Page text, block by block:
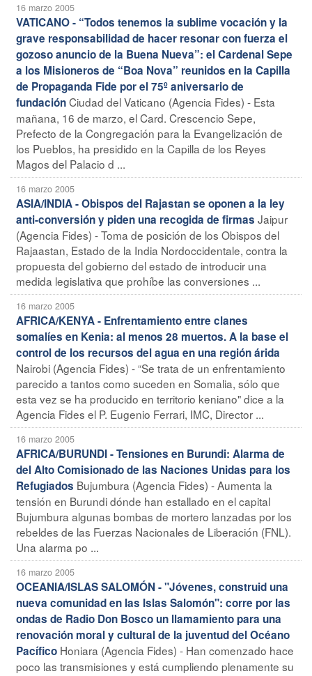
16 marzo 2005
VATICANO - “Todos tenemos la sublime vocación y la
grave responsabilidad de hacer resonar con fuerza el
gozoso anuncio de la Buena Nueva”: el Cardenal Sepe
a los Misioneros de “Boa Nova” reunidos en la Capilla
de Propaganda Fide por el 75º aniversario de
fundaciónCiudad del Vaticano (Agencia Fides) - Esta
mañana, 16 de marzo, el Card. Crescencio Sepe,
Prefecto de la Congregación para la Evangelización de
los Pueblos, ha presidido en la Capilla de los Reyes
Magos del Palacio d ...
16 marzo 2005
ASIA/INDIA - Obispos del Rajastan se oponen a la ley
anti-conversión y piden una recogida de firmas Jaipur
(Agencia Fides) - Toma de posición de los Obispos del
Rajaastan, Estado de la India Nordoccidentale, contra la
propuesta del gobierno del estado de introducir una
medida legislativa que prohíbe las conversiones ...
16 marzo 2005
AFRICA/KENYA - Enfrentamiento entre clanes
somalíes en Kenia: al menos 28 muertos. A la base el
control de los recursos del agua en una región árida
Nairobi (Agencia Fides) - “Se trata de un enfrentamiento
parecido a tantos como suceden en Somalia, sólo que
esta vez se ha producido en territorio keniano" dice a la
Agencia Fides el P. Eugenio Ferrari, IMC, Director ...
16 marzo 2005
AFRICA/BURUNDI - Tensiones en Burundi: Alarma de
del Alto Comisionado de las Naciones Unidas para los
Refugiados Bujumbura (Agencia Fides) - Aumenta la
tensión en Burundi dónde han estallado en el capital
Bujumbura algunas bombas de mortero lanzadas por los
rebeldes de las Fuerzas Nacionales de Liberación (FNL).
Una alarma po ...
16 marzo 2005
OCEANIA/ISLAS SALOMÓN - "Jóvenes, construid una
nueva comunidad en las Islas Salomón": corre por las
ondas de Radio Don Bosco un llamamiento para una
renovación moral y cultural de la juventud del Océano
Pacífico Honiara (Agencia Fides) - Han comenzado hace
poco las transmisiones y está cumpliendo plenamente su